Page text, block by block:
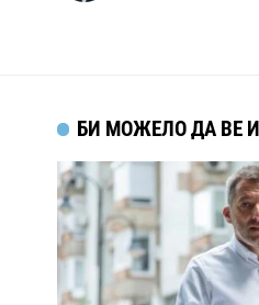
БИ МОЖЕЛО ДА ВЕ